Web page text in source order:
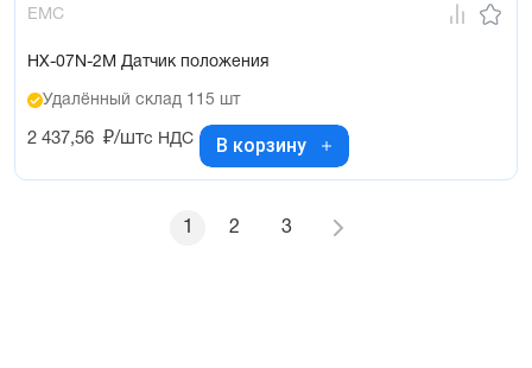
EMC
HX-07N-2M Датчик положения
Удалённый склад 115 шт
2 437,56 ₽/штс НДС В корзину
1 2 3